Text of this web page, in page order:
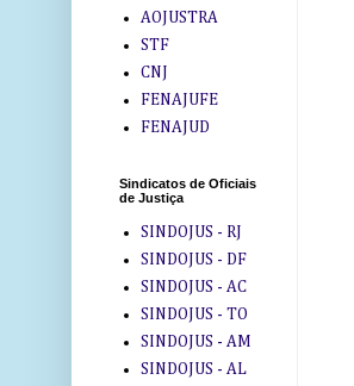
AOJUSTRA
STF
CNJ
FENAJUFE
FENAJUD
Sindicatos de Oficiais
de Justiça
SINDOJUS - RJ
SINDOJUS - DF
SINDOJUS - AC
SINDOJUS - TO
SINDOJUS - AM
SINDOJUS - AL